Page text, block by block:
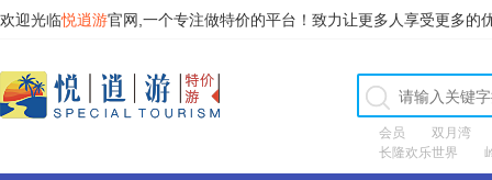
欢迎光临悦逍游官网,一个专注做特价的平台！致力让更多人享受更多的
会员
双月湾
长隆欢乐世界